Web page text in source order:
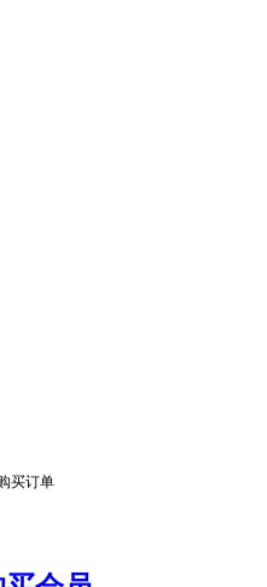
买订单